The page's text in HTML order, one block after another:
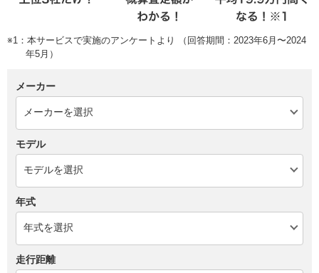
※1：本サービスで実施のアンケートより （回答期間：2023年6月〜2024
年5月）
メーカー
モデル
年式
走行距離